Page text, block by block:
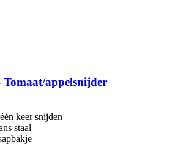
appelsnijder
keer snijden
staal